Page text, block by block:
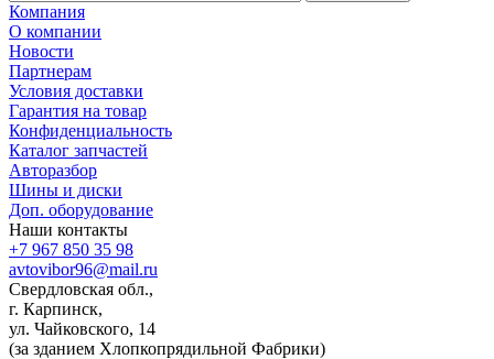
Компания
О компании
Новости
Партнерам
Условия доставки
Гарантия на товар
Конфиденциальность
Каталог запчастей
Авторазбор
Шины и диски
Доп. оборудование
Наши контакты
+7 967 850 35 98
avtovibor96@mail.ru
Свердловская обл.,
г. Карпинск,
ул. Чайковского, 14
(за зданием Хлопкопрядильной Фабрики)